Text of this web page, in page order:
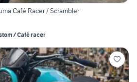
Cafè Racer / Scrambler
/ Café racer